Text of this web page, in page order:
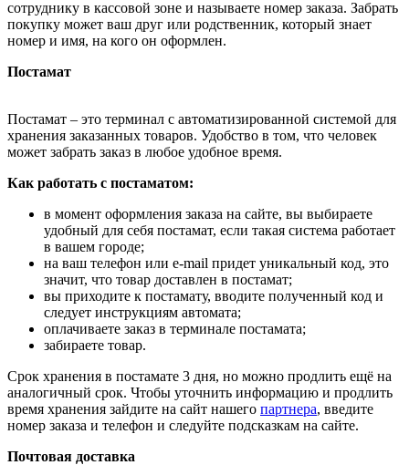
сотруднику в кассовой зоне и называете номер заказа. Забрать
покупку может ваш друг или родственник, который знает
номер и имя, на кого он оформлен.
Постамат
Постамат – это терминал с автоматизированной системой для
хранения заказанных товаров. Удобство в том, что человек
может забрать заказ в любое удобное время.
Как работать с постаматом:
в момент оформления заказа на сайте, вы выбираете
удобный для себя постамат, если такая система работает
в вашем городе;
на ваш телефон или e-mail придет уникальный код, это
значит, что товар доставлен в постамат;
вы приходите к постамату, вводите полученный код и
следует инструкциям автомата;
оплачиваете заказ в терминале постамата;
забираете товар.
Срок хранения в постамате 3 дня, но можно продлить ещё на
аналогичный срок. Чтобы уточнить информацию и продлить
время хранения зайдите на сайт нашего партнера, введите
номер заказа и телефон и следуйте подсказкам на сайте.
Почтовая доставка